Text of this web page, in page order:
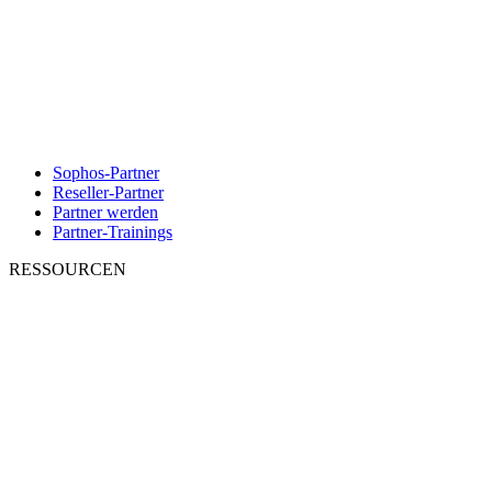
Sophos-Partner
Reseller-Partner
Partner werden
Partner-Trainings
RESSOURCEN